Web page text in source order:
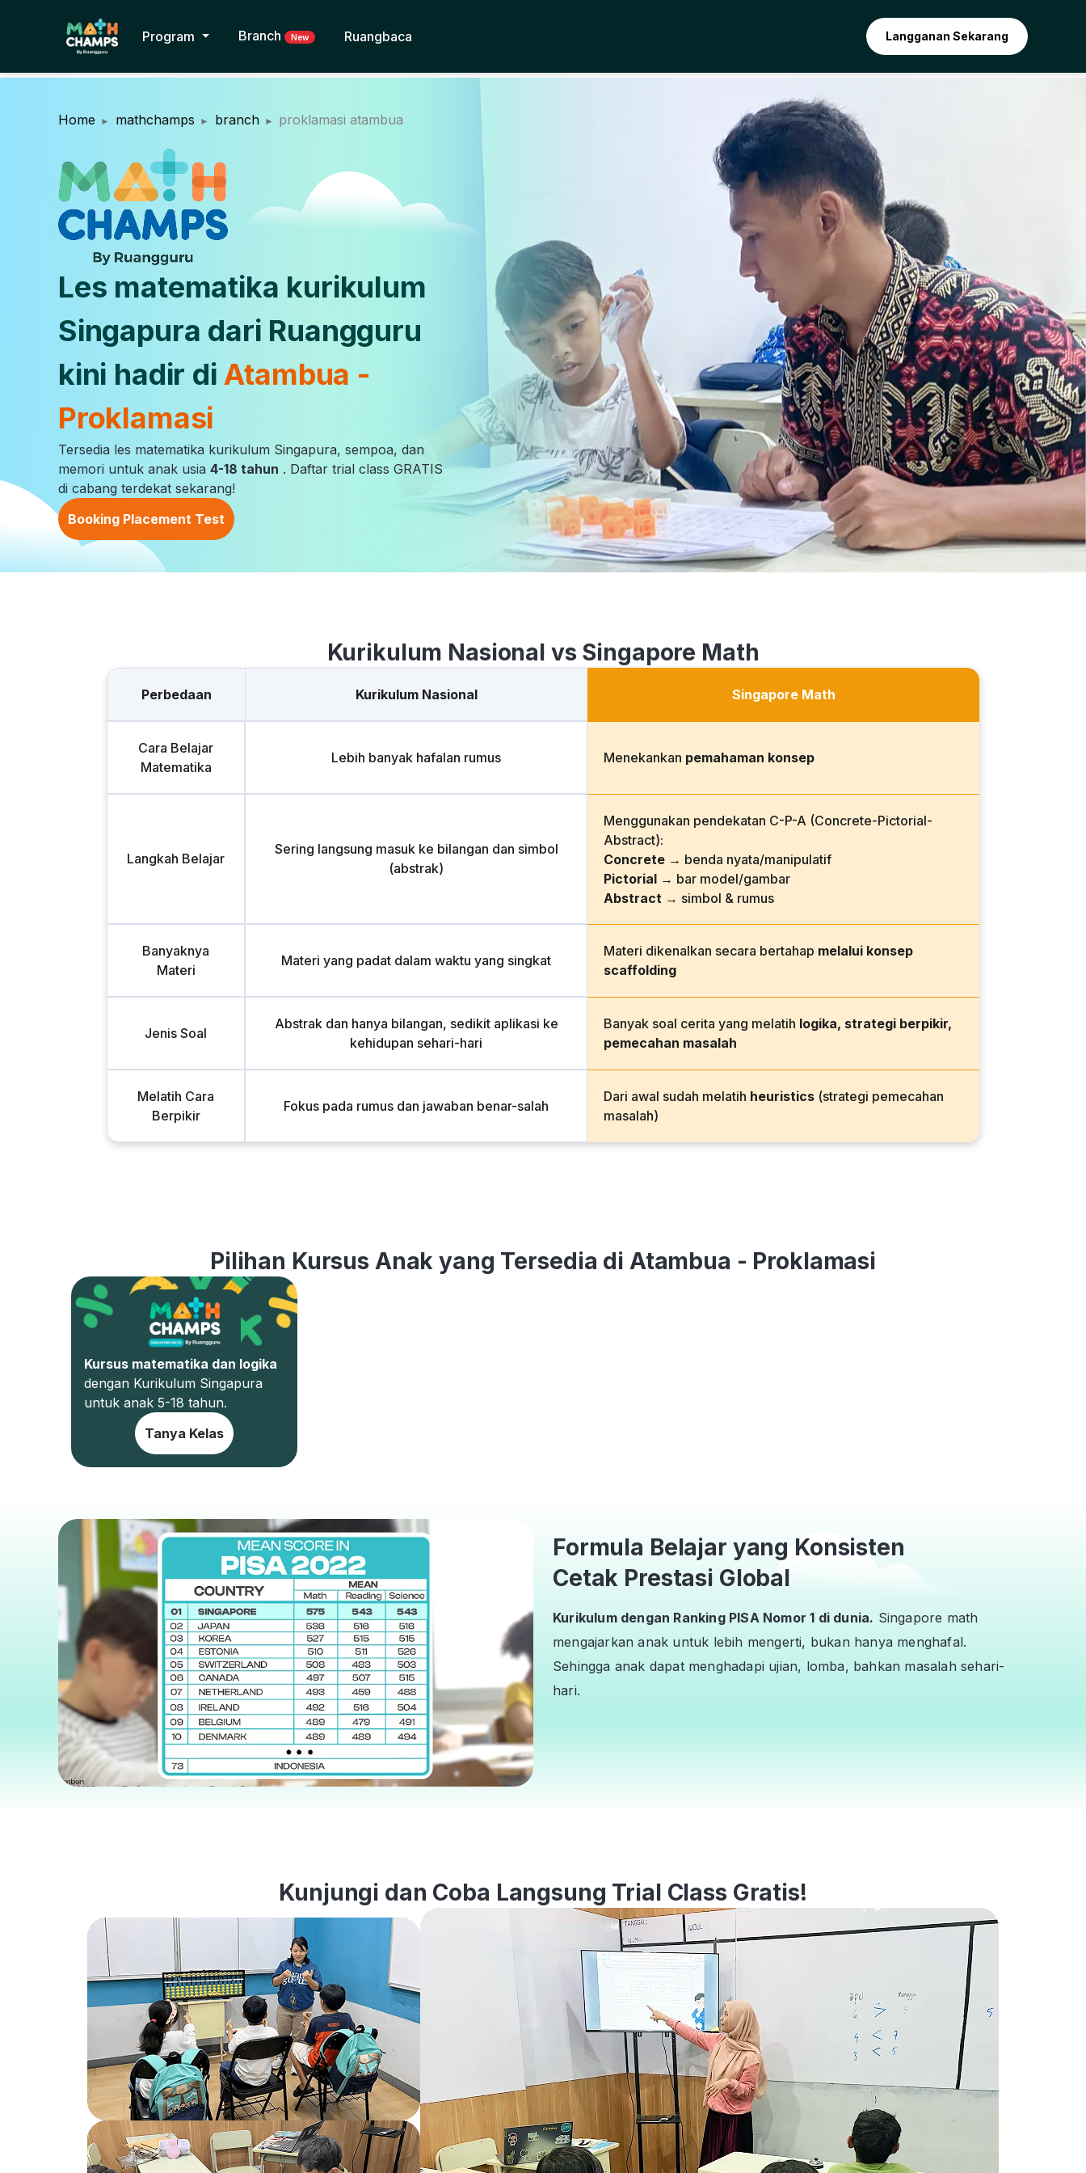
Program Branch New Ruangbaca Langganan Sekarang
Home mathchamps branch proklamasi atambua
Les matematika kurikulum
Singapura dari Ruangguru
kini hadir diAtambua -
Proklamasi
Tersedia les matematika kurikulum Singapura, sempoa, dan
memori untuk anak usia 4-18 tahun . Daftar trial class GRATIS
di cabang terdekat sekarang!
Booking Placement Test
Kurikulum Nasional vs Singapore Math
Perbedaan Kurikulum Nasional Singapore Math
Cara Belajar
Matematika
Lebih banyak hafalan rumus Menekankan pemahaman konsep
Langkah Belajar
Sering langsung masuk ke bilangan dan simbol
(abstrak)
Menggunakan pendekatan C-P-A (Concrete-Pictorial-
Abstract):
Concrete → benda nyata/manipulatif
Pictorial → bar model/gambar
Abstract → simbol & rumus
Banyaknya
Materi
Materi yang padat dalam waktu yang singkat
Materi dikenalkan secara bertahap melalui konsep
scaffolding
Jenis Soal
Abstrak dan hanya bilangan, sedikit aplikasi ke
kehidupan sehari-hari
Banyak soal cerita yang melatih logika, strategi berpikir,
pemecahan masalah
Melatih Cara
Berpikir
Fokus pada rumus dan jawaban benar-salah
Dari awal sudah melatih heuristics (strategi pemecahan
masalah)
Pilihan Kursus Anak yang Tersedia di Atambua - Proklamasi
Kursus matematika dan logika
dengan Kurikulum Singapura
untuk anak 5-18 tahun.
Tanya Kelas
Formula Belajar yang Konsisten
Cetak Prestasi Global
Kurikulum dengan Ranking PISA Nomor 1 di dunia. Singapore math
mengajarkan anak untuk lebih mengerti, bukan hanya menghafal.
Sehingga anak dapat menghadapi ujian, lomba, bahkan masalah sehari-
hari.
Kunjungi dan Coba Langsung Trial Class Gratis!